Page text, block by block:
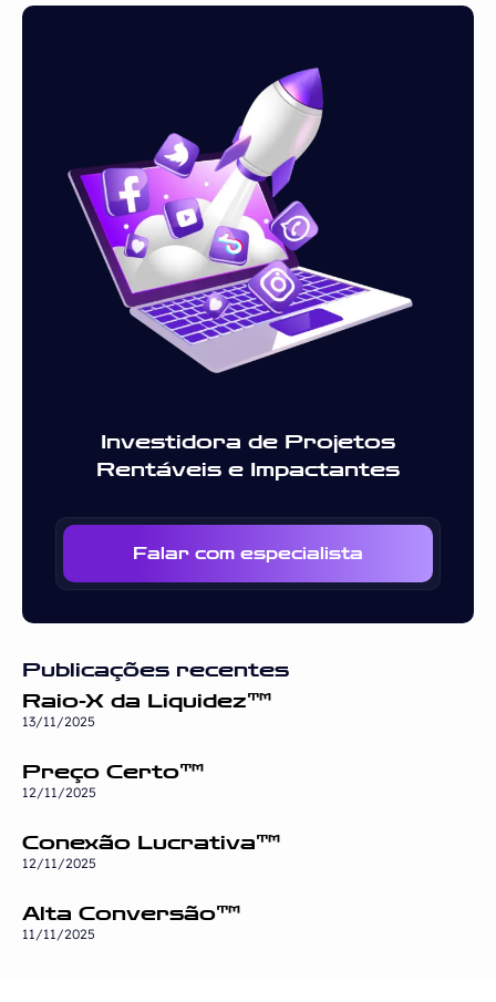
Investidora de Projetos
Rentáveis e Impactantes
Falar com especialista
Publicações recentes
Raio-X da Liquidez™
13/11/2025
Preço Certo™
12/11/2025
Conexão Lucrativa™
12/11/2025
Alta Conversão™
11/11/2025